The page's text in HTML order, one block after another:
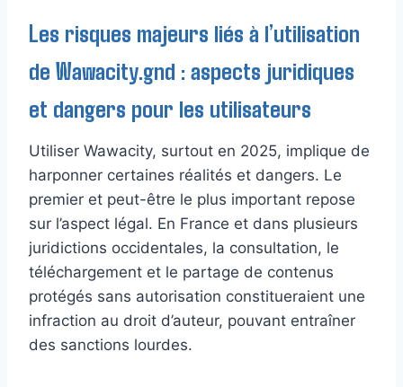
Les risques majeurs liés à l’utilisation
de Wawacity.gnd : aspects juridiques
et dangers pour les utilisateurs
Utiliser Wawacity, surtout en 2025, implique de
harponner certaines réalités et dangers. Le
premier et peut-être le plus important repose
sur l’aspect légal. En France et dans plusieurs
juridictions occidentales, la consultation, le
téléchargement et le partage de contenus
protégés sans autorisation constitueraient une
infraction au droit d’auteur, pouvant entraîner
des sanctions lourdes.